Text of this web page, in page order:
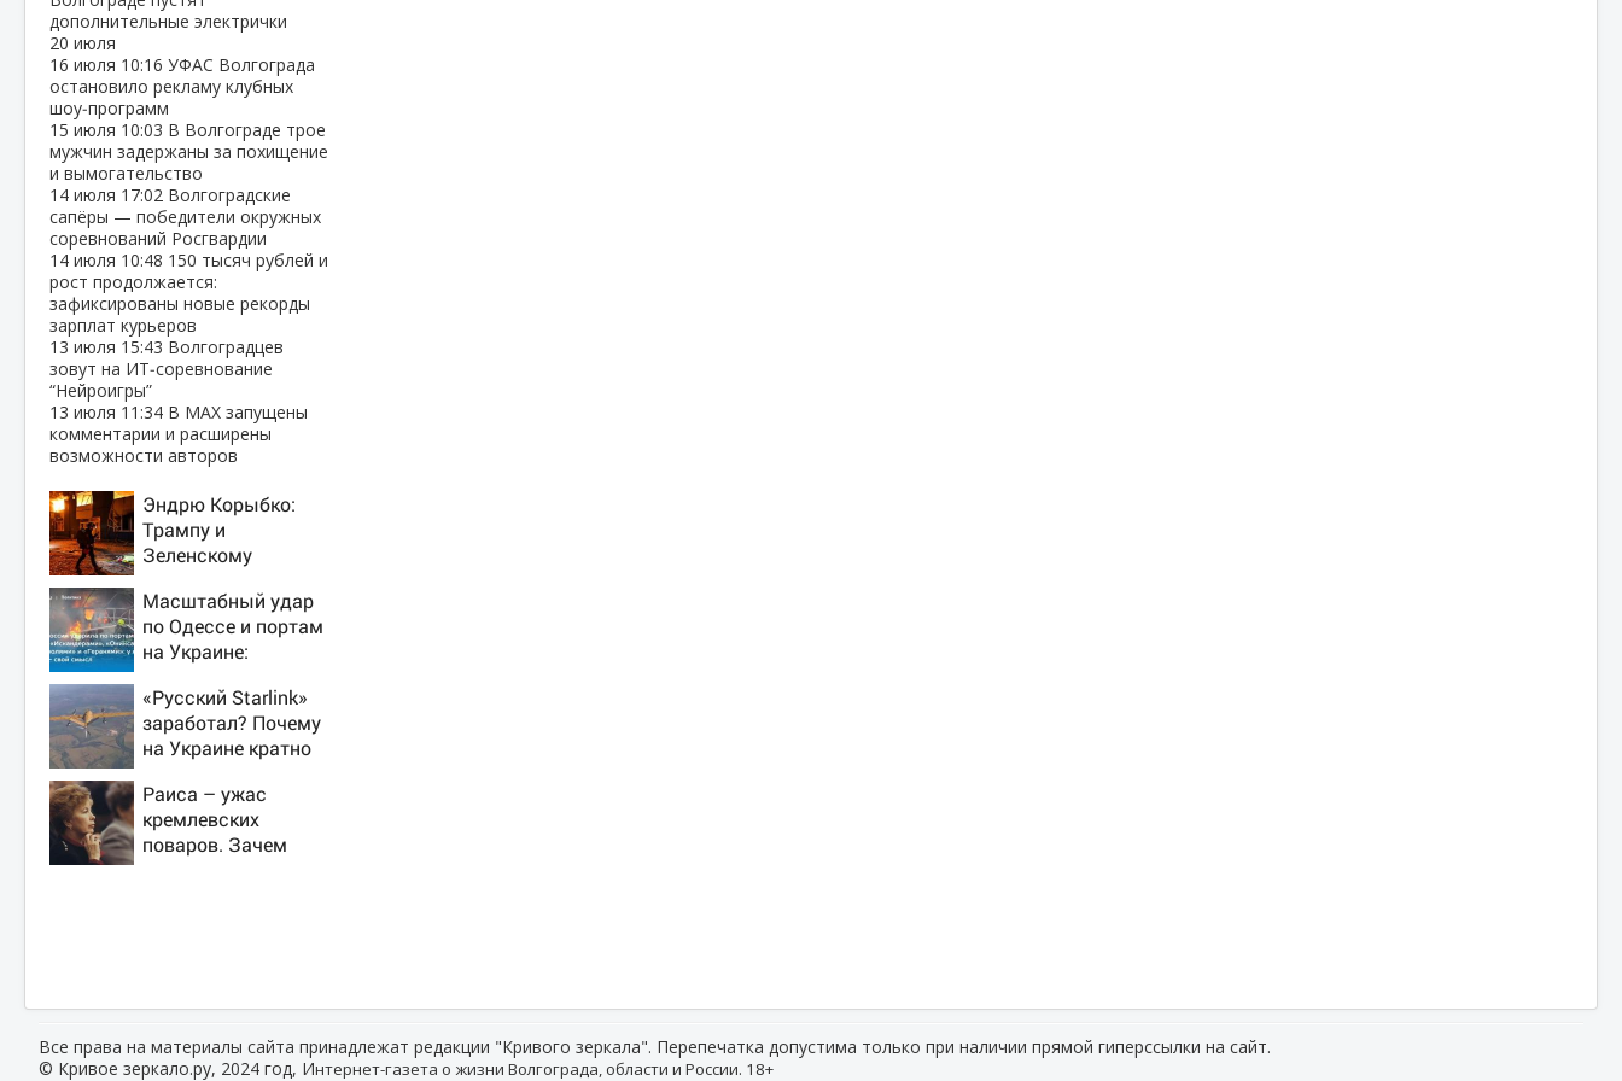
дополнительные электрички
20 июля
16 июля 10:16 УФАС Волгограда
остановило рекламу клубных
шоу‑программ
15 июля 10:03 В Волгограде трое
мужчин задержаны за похищение
и вымогательство
14 июля 17:02 Волгоградские
сапёры — победители окружных
соревнований Росгвардии
14 июля 10:48 150 тысяч рублей и
рост продолжается:
зафиксированы новые рекорды
зарплат курьеров
13 июля 15:43 Волгоградцев
зовут на ИТ‑соревнование
“Нейроигры”
13 июля 11:34 В МАХ запущены
комментарии и расширены
возможности авторов
Эндрю Корыбко:
Трампу и
Зеленскому
вывести Путина из
себя – но хотелось
бы большего
Масштабный удар
по Одессе и портам
на Украине:
подробности об
ударах России 9
августа 2026 года
«Русский Starlink»
заработал? Почему
на Украине кратно
точность попаданий
по объектам ВСУ
Раиса – ужас
кремлевских
поваров. Зачем
Все права на материалы сайта принадлежат редакции "Кривого зеркала". Перепечатка допустима только при наличии прямой гиперссылки на сайт.
© Кривое зеркало.ру, 2024 год, Интернет-газета о жизни Волгограда, области и России. 18+